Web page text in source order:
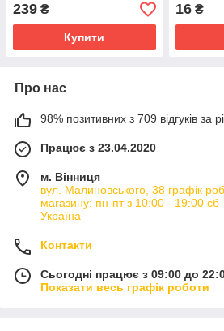
239 ₴
Купити
16₴
Про нас
98% позитивних з 709 відгуків за
Працює з 23.04.2020
м. Вінниця
вул. Малиновського, 38 графік
магазину: пн-пт з 10:00 - 19:00
Україна
Контакти
Сьогодні працює з 09:00 до
Показати весь графік роботи